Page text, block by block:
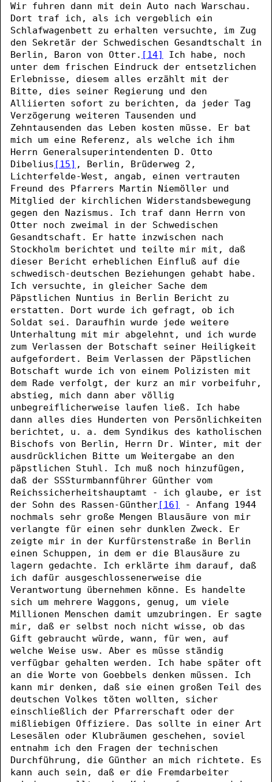
Wir fuhren dann mit dein Auto nach Warschau.
Dort traf ich, als ich vergeblich ein
Schlafwagenbett zu erhalten versuchte, im Zug
den Sekretär der Schwedischen Gesandtschalt in
Berlin, Baron von Otter. [14]
Ich habe, noch
unter dem frischen Eindruck der entsetzlichen
Erlebnisse, diesem alles erzählt mit der
Bitte, dies seiner Regierung und den
Alliierten sofort zu berichten, da jeder Tag
Verzögerung weiteren Tausenden und
Zehntausenden das Leben kosten müsse. Er bat
mich um eine Referenz, als welche ich ihm
Herrn Generalsuperintendenten D. Otto
Dibelius [15] , Berlin, Brüderweg 2,
Lichterfelde-West, angab, einen vertrauten
Freund des Pfarrers Martin Niemöller und
Mitglied der kirchlichen Widerstandsbewegung
gegen den Nazismus. Ich traf dann Herrn von
Otter noch zweimal in der Schwedischen
Gesandtschaft. Er hatte inzwischen nach
Stockholm berichtet und teilte mir mit, daß
dieser Bericht erheblichen Einfluß auf die
schwedisch-deutschen Beziehungen gehabt habe.
Ich versuchte, in gleicher Sache dem
Päpstlichen Nuntius in Berlin Bericht zu
erstatten. Dort wurde ich gefragt, ob ich
Soldat sei. Daraufhin wurde jede weitere
Unterhaltung mit mir abgelehnt, und ich wurde
zum Verlassen der Botschaft seiner Heiligkeit
aufgefordert. Beim Verlassen der Päpstlichen
Botschaft wurde ich von einem Polizisten mit
dem Rade verfolgt, der kurz an mir vorbeifuhr,
abstieg, mich dann aber völlig
unbegreiflicherweise laufen ließ. Ich habe
dann alles dies Hunderten von Persönlichkeiten
berichtet, u. a. dem Syndikus des katholischen
Bischofs von Berlin, Herrn Dr. Winter, mit der
ausdrücklichen Bitte um Weitergabe an den
päpstlichen Stuhl. Ich muß noch hinzufügen,
daß der SSSturmbannführer Günther vom
Reichssicherheitshauptamt - ich glaube, er ist
der Sohn des Rassen-Günther[16]
- Anfang 1944
nochmals sehr große Mengen Blausäure von mir
verlangte für einen sehr dunklen Zweck. Er
zeigte mir in der Kurfürstenstraße in Berlin
einen Schuppen, in dem er die Blausäure zu
lagern gedachte. Ich erklärte ihm darauf, daß
ich dafür ausgeschlossenerweise die
Verantwortung übernehmen könne. Es handelte
sich um mehrere Waggons, genug, um viele
Millionen Menschen damit umzubringen. Er sagte
mir, daß er selbst noch nicht wisse, ob das
Gift gebraucht würde, wann, für wen, auf
welche Weise usw. Aber es müsse ständig
verfügbar gehalten werden. Ich habe später oft
an die Worte von Goebbels denken müssen. Ich
kann mir denken, daß sie einen großen Teil des
deutschen Volkes töten wollten, sicher
einschließlich der Pfarrerschaft oder der
mißliebigen Offiziere. Das sollte in einer Art
Lesesälen oder Klubräumen geschehen, soviel
entnahm ich den Fragen der technischen
Durchführung, die Günther an mich richtete. Es
kann auch sein, daß er die Fremdarbeiter